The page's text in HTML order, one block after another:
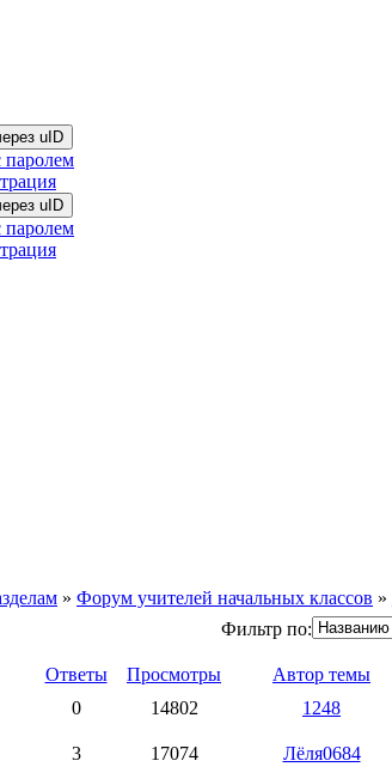
uID
паролем
uID
паролем
» Форум учителей начальных классов »
Фильтр по:
Ответы Просмотры Автор темы
0 14802 1248
3 17074 Лёля0684